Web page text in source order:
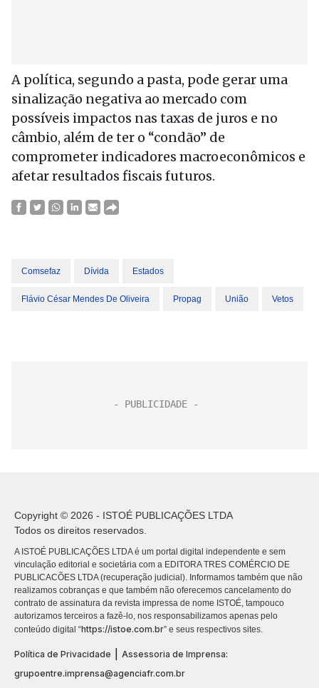
A política, segundo a pasta, pode gerar uma
sinalização negativa ao mercado com
possíveis impactos nas taxas de juros e no
câmbio, além de ter o “condão” de
comprometer indicadores macroeconômicos e
afetar resultados fiscais futuros.
Comsefaz Dívida Estados
Flávio César Mendes De Oliveira Propag União Vetos
Copyright © 2026 - ISTOÉ PUBLICAÇÕES LTDA
Todos os direitos reservados.
A ISTOÉ PUBLICAÇÕES LTDA é um portal digital independente e sem
vinculação editorial e societária com a EDITORA TRES COMÉRCIO DE
PUBLICACÕES LTDA (recuperação judicial). Informamos também que não
realizamos cobranças e que também não oferecemos cancelamento do
contrato de assinatura da revista impressa de nome ISTOÉ, tampouco
autorizamos terceiros a fazê-lo, nos responsabilizamos apenas pelo
conteúdo digital “https://istoe.com.br” e seus respectivos sites.
Política de Privacidade
Assessoria de Imprensa:
grupoentre.imprensa@agenciafr.com.br